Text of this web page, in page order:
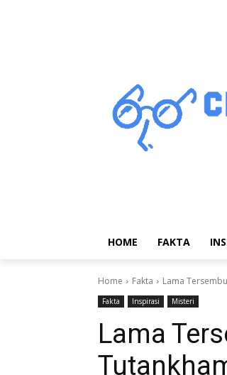
HOME FAKTA
Home Fakta Lama
Fakta Inspirasi Misteri
Lama